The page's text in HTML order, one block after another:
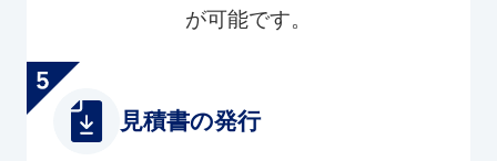
が可能です。
見積書の発行